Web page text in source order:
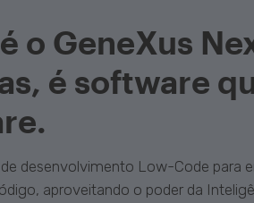
o GeneXus
é software
desenvolvimento Low-Code para
aproveitando o poder da